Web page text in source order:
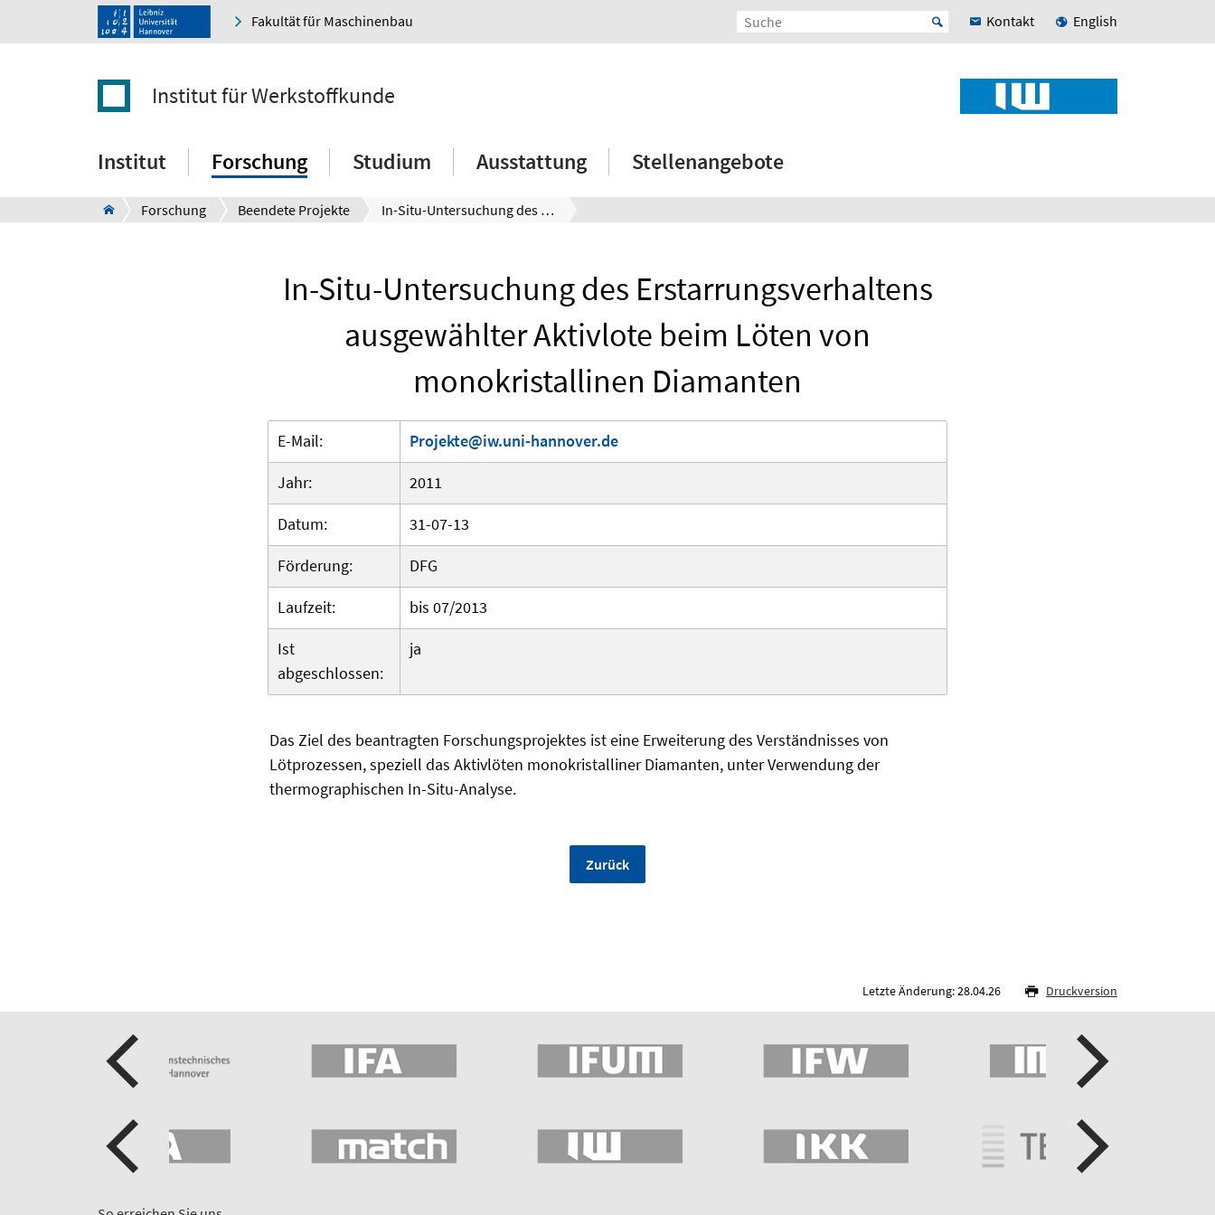
Fakultät für Maschinenbau Kontakt English
Institut für Werkstoffkunde
Institut Forschung Studium Ausstattung Stellenangebote
Forschung Beendete Projekte In-Situ-Untersuchung des Erstarrungsverhaltens ausgewählter Aktivlote beim Löten von monokristallinen Diamanten
In-Situ-Untersuchung des Erstarrungsverhaltens
ausgewählter Aktivlote beim Löten von
monokristallinen Diamanten
E-Mail:
Projekte@iw.uni-hannover.de
Jahr:
2011
Datum:
31-07-13
Förderung:
DFG
Laufzeit:
bis 07/2013
Ist
abgeschlossen:
ja
Das Ziel des beantragten Forschungsprojektes ist eine Erweiterung des Verständnisses von
Lötprozessen, speziell das Aktivlöten monokristalliner Diamanten, unter Verwendung der
thermographischen In-Situ-Analyse.
Zurück
Letzte Änderung: 28.04.26 Druckversion